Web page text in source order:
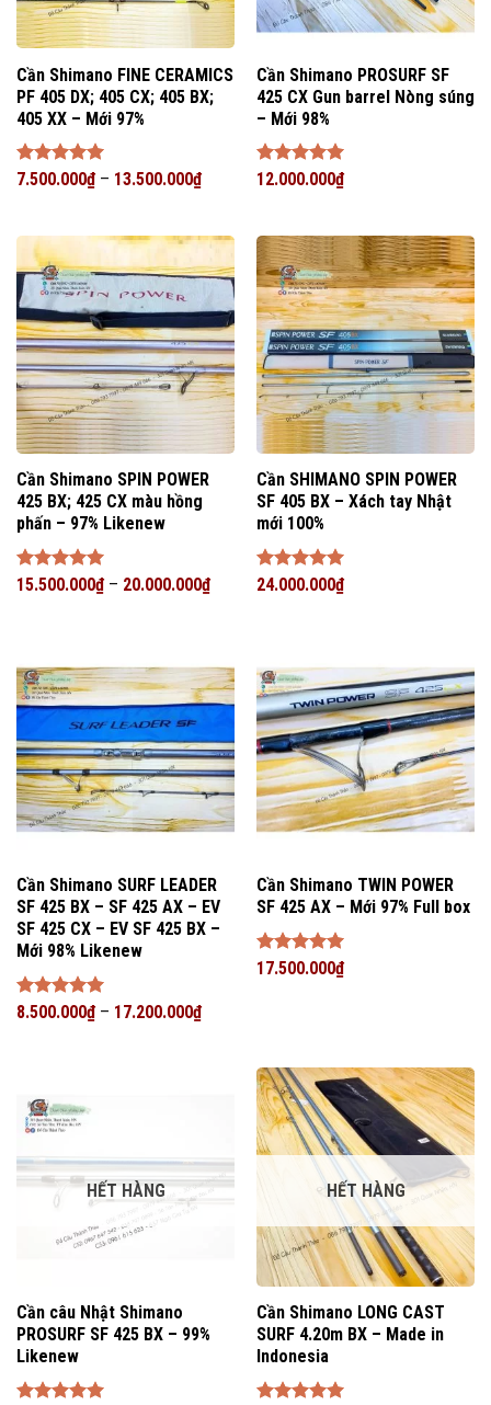
Cần Shimano FINE CERAMICS
PF 405 DX; 405 CX; 405 BX;
405 XX – Mới 97%
Được xếp
7.500.000₫– 13.500.000₫
Cần Shimano PROSURF SF
425 CX Gun barrel Nòng súng
– Mới 98%
Được xếp
12.000.000₫
Cần Shimano SPIN POWER
425 BX; 425 CX màu hồng
phấn – 97% Likenew
Được xếp
15.500.000₫– 20.000.000₫
Cần SHIMANO SPIN POWER
SF 405 BX – Xách tay Nhật
mới 100%
Được xếp
24.000.000₫
Cần Shimano SURF LEADER
SF 425 BX – SF 425 AX – EV
SF 425 CX – EV SF 425 BX –
Mới 98% Likenew
Được xếp
8.500.000₫– 17.200.000₫
Cần Shimano TWIN POWER
SF 425 AX – Mới 97% Full box
Được xếp
17.500.000₫
HẾT HÀNG
Cần câu Nhật Shimano
PROSURF SF 425 BX – 99%
Likenew
HẾT HÀNG
Cần Shimano LONG CAST
SURF 4.20m BX – Made in
Indonesia